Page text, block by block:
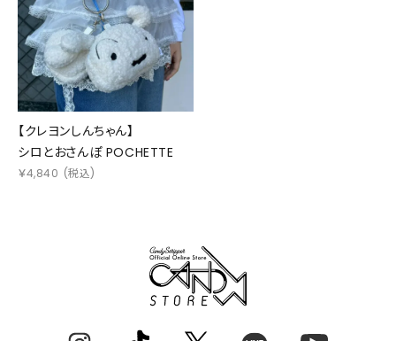
【クレヨンしんちゃん】
シロとおさんぽ POCHETTE
￥4,840 (税込)